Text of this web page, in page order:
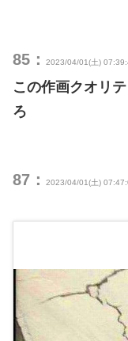
85： 2023/04/01(土)
この作画クオリ
ろ
87： 2023/04/01(土)